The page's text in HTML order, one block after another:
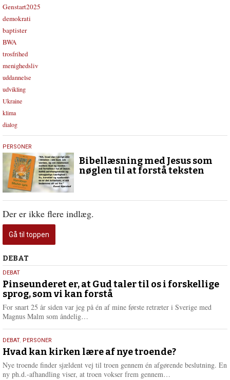
Genstart2025
demokrati
baptister
BWA
trosfrihed
menighedsliv
uddannelse
udvikling
Ukraine
klima
dialog
15.
august
2025
PERSONER
Bibellæsning med Jesus som
nøglen til at forstå teksten
Der er ikke flere indlæg.
Gå til toppen
Debat
DEBAT
5.
august
2026
DEBAT
Pinseunderet er, at Gud taler til os i forskellige
sprog, som vi kan forstå
For snart 25 år siden var jeg på én af mine første retræter i Sverige med
Magnus Malm som åndelig…
e
r
e
25.
juli
2026
DEBAT, PERSONER
Hvad kan kirken lære af nye troende?
Nye troende finder sjældent vej til troen gennem én afgørende beslutning. En
ny ph.d.-afhandling viser, at troen vokser frem gennem…